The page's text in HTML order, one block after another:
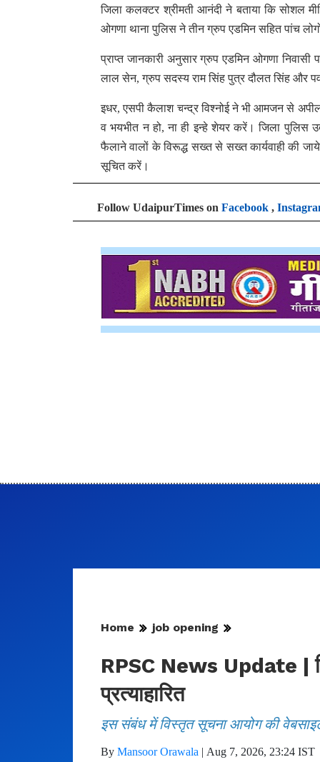
जिला कलक्टर श्रीमती आनंदी ने बताया कि सोशल
ओगणा थाना पुलिस ने तीन ग्रुप एडमिन सहित पांच
प्राप्त जानकारी अनुसार ग्रुप एडमिन ओगणा निवासी
लाल सेन, ग्रुप सदस्य राम सिंह पुत्र दौलत सिंह और
इधर, एसपी कैलाश चन्द्र विश्नोई ने भी आमजन से
व भयभीत न हो, ना ही इन्हे शेयर करें। जिला पुलिस
फैलाने वालों के विरूद्ध सख्त से सख्त कार्यवाही की
सूचित करें।
Follow UdaipurTimes on Facebook ,
Home job opening
RPSC News Update |
प्रत्याहारित
इस संबंध में विस्तृत सूचना आयोग की
By Mansoor Orawala | Aug 7, 2026, 23:24 IST